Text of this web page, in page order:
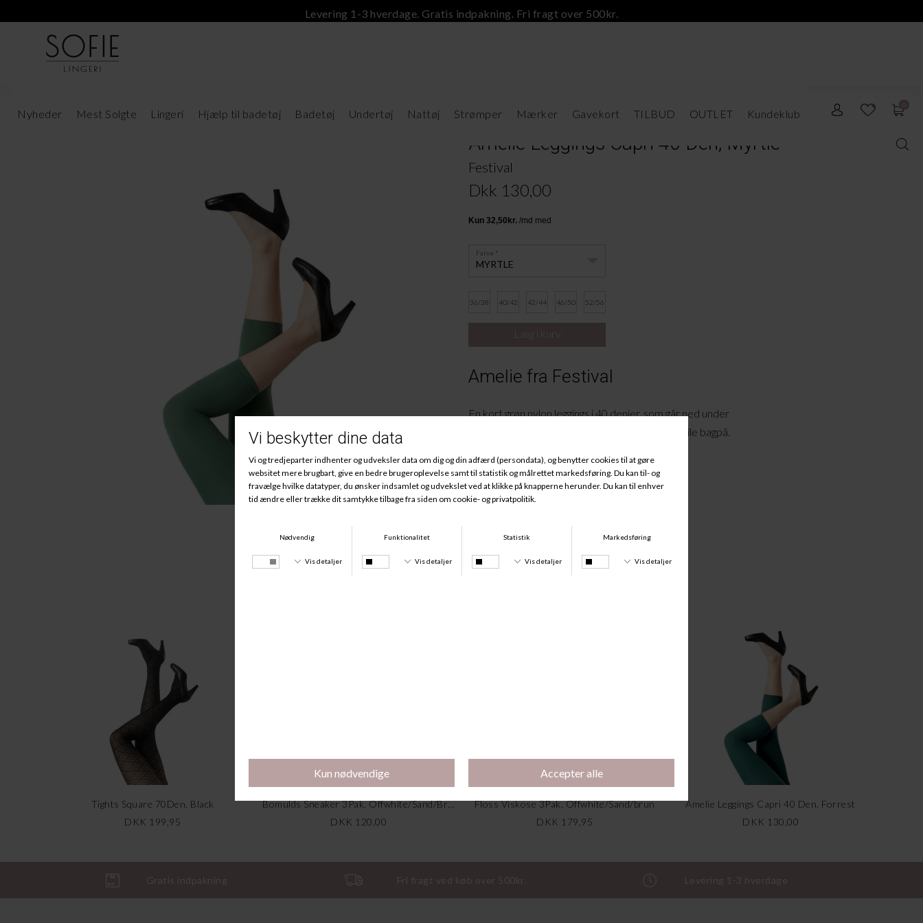
Levering 1-3 hverdage. Gratis indpakning. Fri fragt over 500kr.
Nyheder Mest Solgte Lingeri Hjælp til badetøj Badetøj Undertøj Nattøj Strømper Mærker Gavekort TILBUD OUTLET Kundeklub
Amelie Leggings Capri 40 Den, Myrtle
Festival
Dkk 130,00
MYRTLE
Farve
36/38 40/42 42/44 46/50 52/56
Amelie fra Festival
En kort grøn nylonleggingsi 40 denier, somgår ned under
og en bred kile bagpå.
M ateriale:
86% Nylon, 14% Elastan.
Andre købte også
Tights Square 70Den, Black
DKK 199,95
Bomulds Sneaker 3Pak, Offwhite/Sand/Brun
DKK 120,00
Floss Viskose 3Pak, Offwhite/Sand/brun
DKK 179,95
Amelie Leggings Capri 40 Den, Forrest
DKK 130,00
Gratis indpakning Fri fragt ved køb over 500kr. Levering 1-3 hverdage